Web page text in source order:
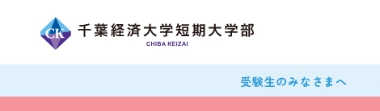
受験生のみなさまへ